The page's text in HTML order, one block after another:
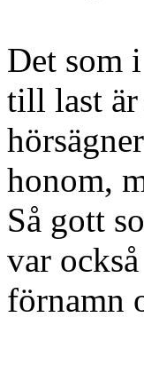
Det som
till last är
honom,
Så gott
var
förnamn